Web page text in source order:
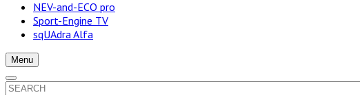
NEV-and-ECO pro
Sport-Engine TV
sqUAdra Alfa
Menu